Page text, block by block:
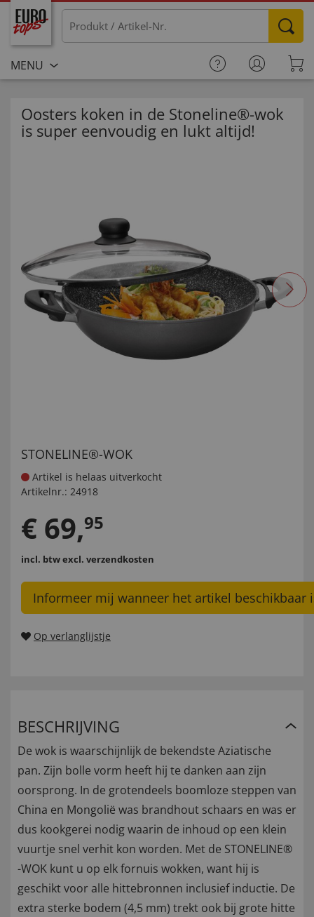
MENU
Oosters koken in de Stoneline®-wok
is super eenvoudig en lukt altijd!
STONELINE®-WOK
Artikel is helaas uitverkocht
Artikelnr.: 24918
€ 69,95
incl. btwexcl. verzendkosten
Informeer mij wanneer het artikel beschikbaar
Op verlanglijstje
BESCHRIJVING
De wok is waarschijnlijk de bekendste Aziatische
pan. Zijn bolle vorm heeft hij te danken aan zijn
oorsprong. In de grotendeels boomloze steppen van
China en Mongolië was brandhout schaars en was er
dus kookgerei nodig waarin de inhoud op een klein
vuurtje snel verhit kon worden. Met de STONELINE®
-WOK kunt u op elk fornuis wokken, want hij is
geschikt voor alle hittebronnen inclusief inductie. De
extra sterke bodem (4,5 mm) trekt ook bij grote hitte